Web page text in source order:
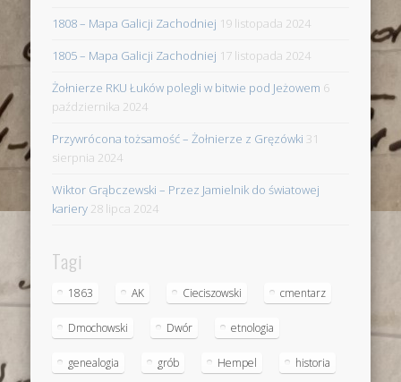
1808 – Mapa Galicji Zachodniej 19 listopada 2024
1805 – Mapa Galicji Zachodniej 17 listopada 2024
Żołnierze RKU Łuków polegli w bitwie pod Jeżowem 6
października 2024
Przywrócona tożsamość – Żołnierze z Gręzówki 31
sierpnia 2024
Wiktor Grąbczewski – Przez Jamielnik do światowej
kariery 28 lipca 2024
Tagi
1863 AK Cieciszowski cmentarz
Dmochowski Dwór etnologia
genealogia grób Hempel historia